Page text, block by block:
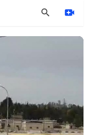
Video